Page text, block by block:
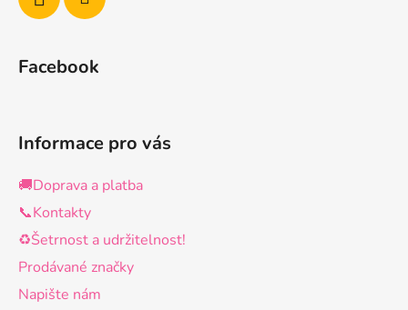
Facebook
Informace pro vás
🚚Doprava a platba
📞Kontakty
♻️Šetrnost a udržitelnost!
Prodávané značky
Napište nám